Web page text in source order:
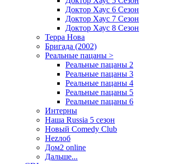
Доктор Хаус 6 Сезон
Доктор Хаус 7 Сезон
Доктор Хаус 8 Сезон
Терра Нова
Бригада (2002)
Реальные пацаны >
Реальные пацаны 2
Реальные пацаны 3
Реальные пацаны 4
Реальные пацаны 5
Реальные пацаны 6
Интерны
Наша Russia 5 сезон
Новый Comedy Club
Неzлоб
Дом2 online
Дальше...